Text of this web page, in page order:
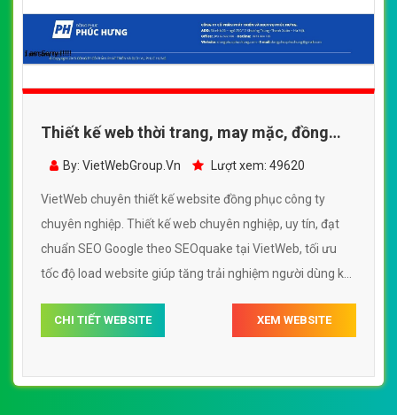
Thiết kế web thời trang, may mặc, đồng
phục công ty
By: VietWebGroup.Vn Lượt xem: 49620
VietWeb chuyên thiết kế website đồng phục công ty
chuyên nghiệp. Thiết kế web chuyên nghiệp, uy tín, đạt
chuẩn SEO Google theo SEOquake tại VietWeb, tối ưu
tốc độ load website giúp tăng trải nghiệm người dùng khi
CHI TIẾT WEBSITE XEM WEBSITE